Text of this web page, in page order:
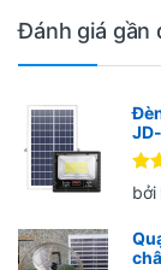
Đánh giá gần
bởi